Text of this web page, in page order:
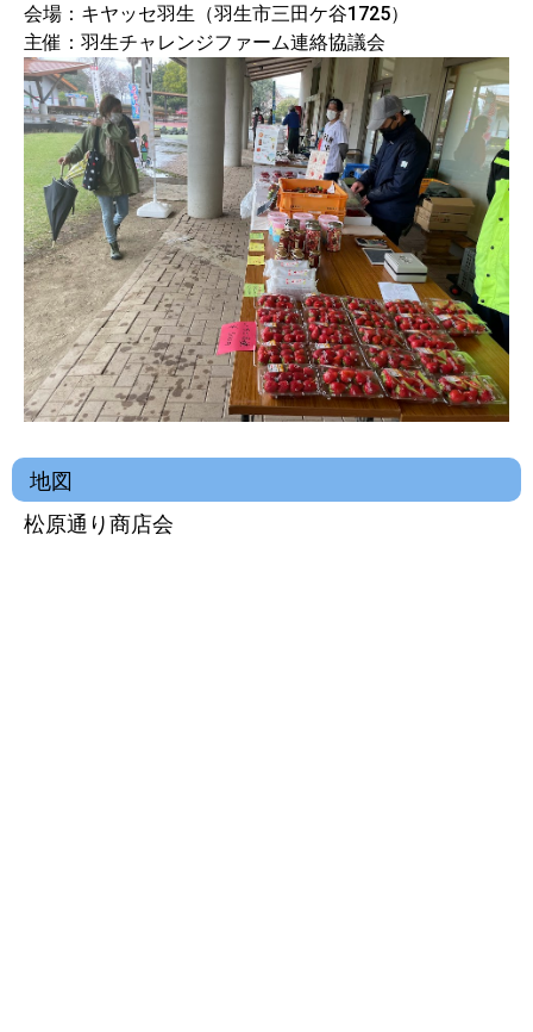
会場：キヤッセ羽生（羽生市三田ケ谷1725）
主催：羽生チャレンジファーム連絡協議会
地図
松原通り商店会